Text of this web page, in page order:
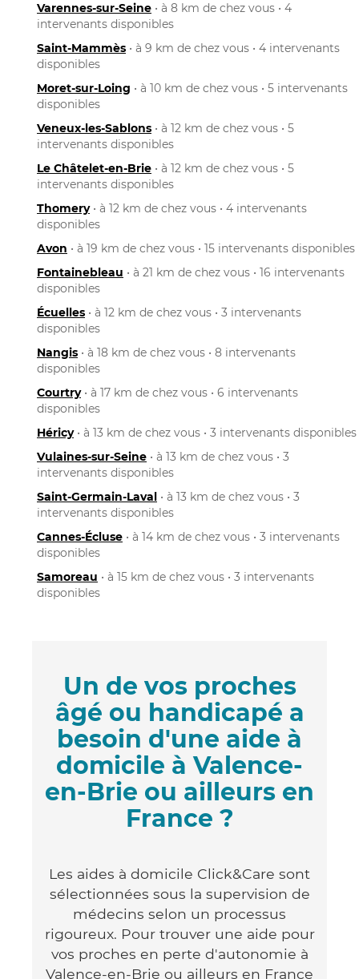
Varennes-sur-Seine • à 8 km de chez vous • 4
intervenants disponibles
Saint-Mammès • à 9 km de chez vous • 4 intervenants
disponibles
Moret-sur-Loing • à 10 km de chez vous • 5 intervenants
disponibles
Veneux-les-Sablons • à 12 km de chez vous • 5
intervenants disponibles
Le Châtelet-en-Brie • à 12 km de chez vous • 5
intervenants disponibles
Thomery• à 12 km de chez vous • 4 intervenants
disponibles
Avon • à 19 km de chez vous • 15 intervenants disponibles
Fontainebleau • à 21 km de chez vous • 16 intervenants
disponibles
Écuelles • à 12 km de chez vous • 3 intervenants
disponibles
Nangis • à 18 km de chez vous • 8 intervenants
disponibles
Courtry• à 17 km de chez vous • 6 intervenants
disponibles
Héricy• à 13 km de chez vous • 3 intervenants disponibles
Vulaines-sur-Seine • à 13 km de chez vous • 3
intervenants disponibles
Saint-Germain-Laval • à 13 km de chez vous • 3
intervenants disponibles
Cannes-Écluse • à 14 km de chez vous • 3 intervenants
disponibles
Samoreau • à 15 km de chez vous • 3 intervenants
disponibles
Un de vos proches
âgé ou handicapé a
besoin d'une aide à
domicile à Valence-
en-Brie ou ailleurs en
France ?
Les aides à domicile Click&Care sont
sélectionnées sous la supervision de
médecins selon un processus
rigoureux. Pour trouver une aide pour
vos proches en perte d'autonomie à
Valence-en-Brie ou ailleurs en France